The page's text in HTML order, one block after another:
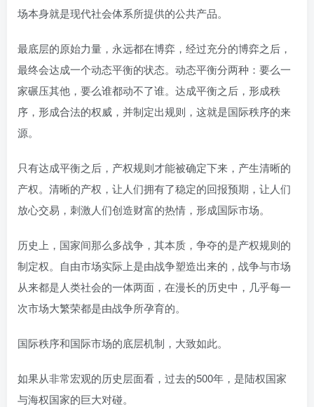
场本身就是现代社会体系所提供的公共产品。
最底层的原始力量，永远都在博弈，经过充分的博弈之后，
最终会达成一个动态平衡的状态。动态平衡分两种：要么一
家碾压其他，要么谁都动不了谁。达成平衡之后，形成秩
序，形成合法的权威，并制定出规则，这就是国际秩序的来
源。
只有达成平衡之后，产权规则才能被确定下来，产生清晰的
产权。清晰的产权，让人们拥有了稳定的回报预期，让人们
放心交易，刺激人们创造财富的热情，形成国际市场。
历史上，国家间那么多战争，其本质，争夺的是产权规则的
制定权。自由市场实际上是由战争塑造出来的，战争与市场
从来都是人类社会的一体两面，在漫长的历史中，几乎每一
次市场大繁荣都是由战争所孕育的。
国际秩序和国际市场的底层机制，大致如此。
如果从非常宏观的历史层面看，过去的500年，是陆权国家
与海权国家的巨大对碰。